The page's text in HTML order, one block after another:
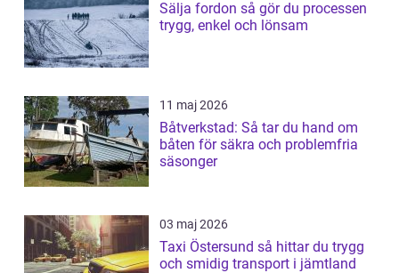
Sälja fordon så gör du processen
trygg, enkel och lönsam
11 maj 2026
Båtverkstad: Så tar du hand om
båten för säkra och problemfria
säsonger
03 maj 2026
Taxi Östersund så hittar du trygg
och smidig transport i jämtland